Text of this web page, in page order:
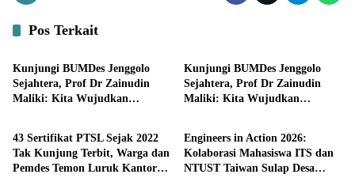
Pos Terkait
Pemerintahan
Kunjungi BUMDes Jenggolo
Sejahtera, Prof Dr Zainudin
Maliki: Kita Wujudkan
Kunjungi BUMDes Jenggolo
Sejahtera, Prof Dr Zainudin
Maliki: Kita Wujudkan
Pemerintahan
43 Sertifikat PTSL Sejak 2022
Tak Kunjung Terbit, Warga dan
Pemdes Temon Luruk Kantor
Pendidikan
Engineers in Action 2026:
Kolaborasi Mahasiswa ITS dan
NTUST Taiwan Sulap Desa
Potensi Lifestyle